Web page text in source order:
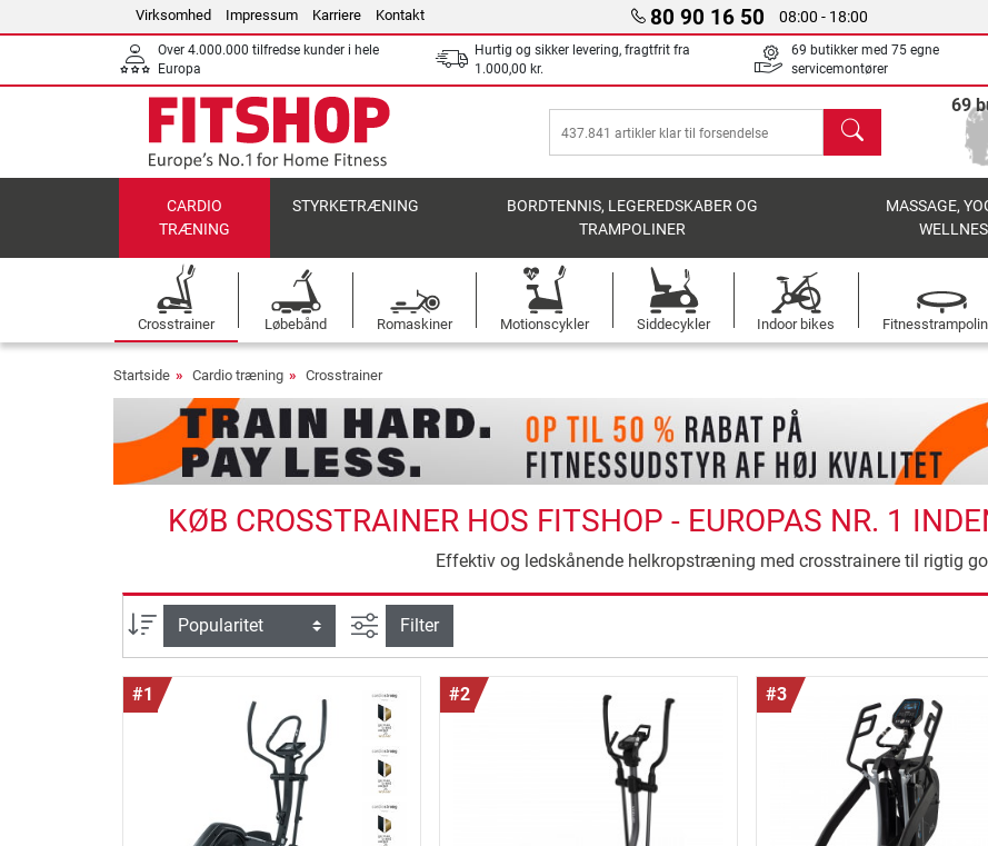
Virksomhed Impressum Karriere Kontakt 80 90 16 50 08:00 - 18:00
Over 4.000.000 tilfredse kunder i hele
Europa
Hurtig og sikker levering, fragtfrit fra
1.000,00 kr.
69 butikker med 75 egne
servicemontører
søg
69
CARDIO
TRÆNING
STYRKETRÆNING
BORDTENNIS, LEGEREDSKABER OG
TRAMPOLINER
MASSAGE,
Crosstrainer Løbebånd Romaskiner Motionscykler Siddecykler Indoor bikes
Startside Cardio træning Crosstrainer
KØB CROSSTRAINER HOS FITSHOP - EUROPAS NR. 1
Effektiv og ledskånende helkropstræning med crosstrainere til rigtig
sortering Avanceret søgning
Filter
#1 #2 #3